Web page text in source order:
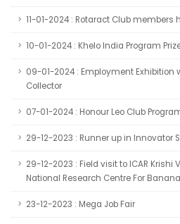
11-01-2024 : Rotaract Club
10-01-2024 : Khelo India Program
09-01-2024 : Employment
Collector
07-01-2024 : Honour Leo Club
29-12-2023 : Runner up in Innovator
29-12-2023 : Field visit to ICAR Krishi
National Research Centre For Banana
23-12-2023 : Mega Job Fair